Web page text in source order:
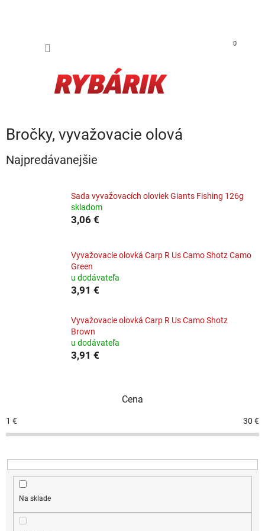
0
Bročky, vyvažovacie olová
Najpredávanejšie
Sada vyvažovacích oloviek Giants Fishing 126g
skladom
3,06 €
Vyvažovacie olovká Carp R Us Camo Shotz Camo
Green
u dodávateľa
3,91 €
Vyvažovacie olovká Carp R Us Camo Shotz
Brown
u dodávateľa
3,91 €
Cena
1 € 30 €
Na sklade